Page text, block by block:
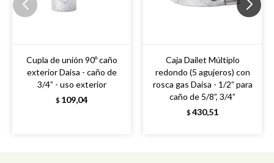
Cupla de unión 90º caño
exterior Daisa - caño de
3/4” - uso exterior
$ 109,04
Caja Dailet Múltiplo
redondo (5 agujeros) con
rosca gas Daisa - 1/2” para
caño de 5/8”, 3/4”
$ 430,51